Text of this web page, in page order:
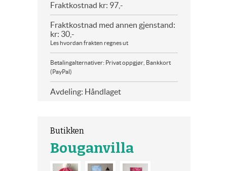
Fraktkostnad kr: 97,-
Fraktkostnad med annen gjenstand:
kr: 30,-
Les hvordan frakten regnes ut
Betalingalternativer: Privat oppgjør, Bankkort
(PayPal)
Avdeling: Håndlaget
Butikken
Bouganvilla